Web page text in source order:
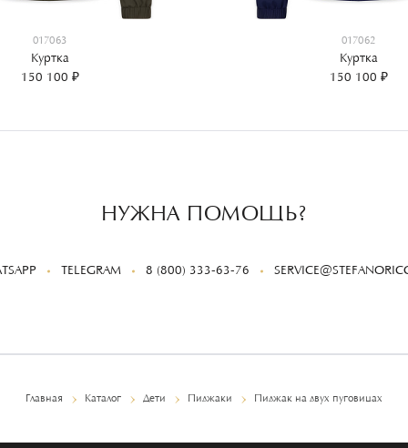
017063
Куртка
150 100 ₽
017062
Куртка
150 100 ₽
НУЖНА ПОМОЩЬ?
TELEGRAM 8 (800) 333-63-76
Главная Каталог Дети Пиджаки Пиджак на двух пуговицах